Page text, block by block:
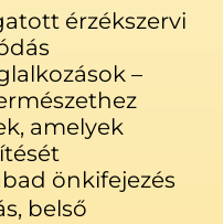
érzékszervi
–
amelyek
önkifejezés
belső